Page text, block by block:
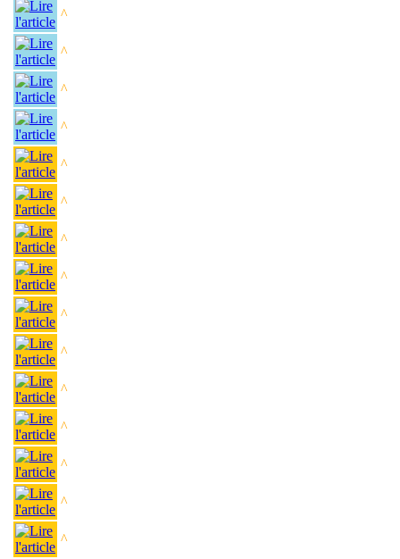
^
^
^
^
^
^
^
^
^
^
^
^
^
^
^